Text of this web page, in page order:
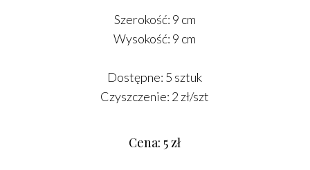
Szerokość: 9 cm
Wysokość: 9 cm
Dostępne: 5 sztuk
Czyszczenie: 2 zł/szt
Cena: 5 zł